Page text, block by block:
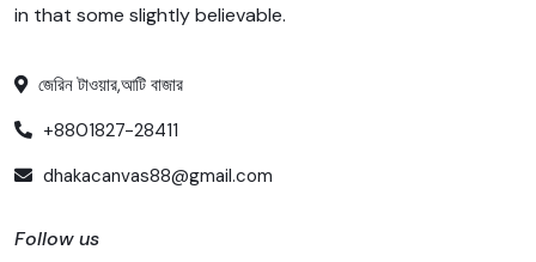
in that some slightly believable.
জেরিন টাওয়ার,আটি বাজার
+8801827-28411
dhakacanvas88@gmail.com
Follow us